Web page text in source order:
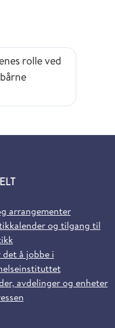
rolle ved
arrangementer
og tilgang til
det å jobbe i
avdelinger og enheter